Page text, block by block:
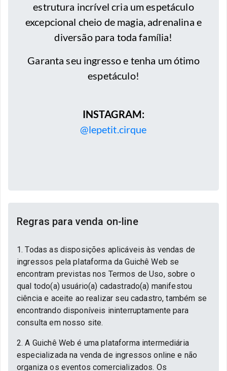
estrutura incrível cria um espetáculo
excepcional cheio de magia, adrenalina e
diversão para toda família!
Garanta seu ingresso e tenha um ótimo
espetáculo!
INSTAGRAM:
@lepetit.cirque
Regras para venda on-line
1. Todas as disposições aplicáveis às vendas de
ingressos pela plataforma da Guichê Web se
encontram previstas nos Termos de Uso, sobre o
qual todo(a) usuário(a) cadastrado(a) manifestou
ciência e aceite ao realizar seu cadastro, também se
encontrando disponíveis ininterruptamente para
consulta em nosso site.
2. A Guichê Web é uma plataforma intermediária
especializada na venda de ingressos online e não
organiza os eventos comercializados. Os